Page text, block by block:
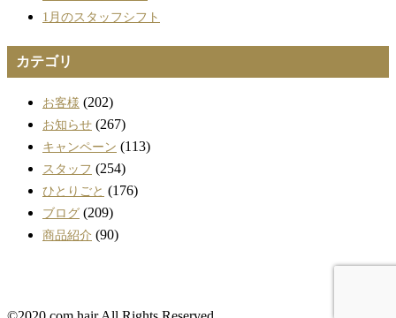
1月のスタッフシフト
カテゴリ
お客様 (202)
お知らせ (267)
キャンペーン (113)
スタッフ (254)
ひとりごと (176)
ブログ (209)
商品紹介 (90)